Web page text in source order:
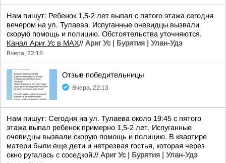
Нам пишут: Ребенок 1,5-2 лет выпал с пятого этажа сегодня
вечером на ул. Тулаева. Испуганные очевидцы вызвали
скорую помощь и полицию. Обстоятельства уточняются.
Канал Ариг Ус в MAX// Ариг Ус | Бурятия | Улан-Удэ
Вчера, 22:18
Отзыв победительницы
Вчера, 22:13
Нам пишут: Сегодня на ул. Тулаева около 19:45 с пятого
этажа выпал ребенок примерно 1,5-2 лет. Испуганные
очевидцы вызвали скорую помощь и полицию. В квартире
матери были еще дети и нетрезвая гостья, которая через
окно ругалась с соседкой.// Ариг Ус | Бурятия | Улан-Удэ